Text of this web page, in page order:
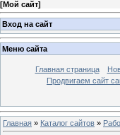
[Мой сайт]
Вход на сайт
Меню сайта
Главная страница
Продвигаем сайт
Главная » Каталог сайтов »